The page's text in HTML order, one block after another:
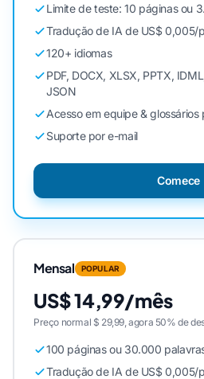
Limite de teste: 10 páginas ou
Tradução de IA de US$ 0,005/
120+ idiomas
PDF, DOCX, XLSX, PPTX,
JSON
Acesso em equipe & glossários
Suporte por e-mail
Comece
Mensal POPULAR
US$ 14,99/mês
Preço normal $ 29,99, agora 50% de
100 páginas ou 30.000
Tradução de IA de US$ 0,005/